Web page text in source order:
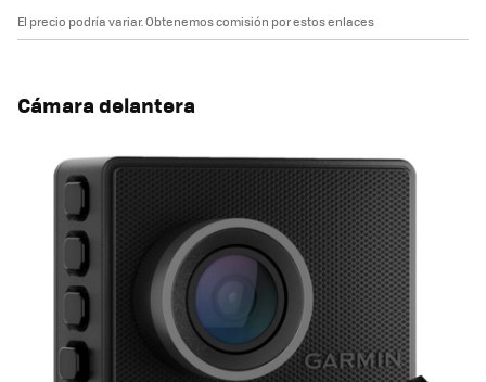
El precio podría variar. Obtenemos comisión por estos enlaces
Cámara delantera